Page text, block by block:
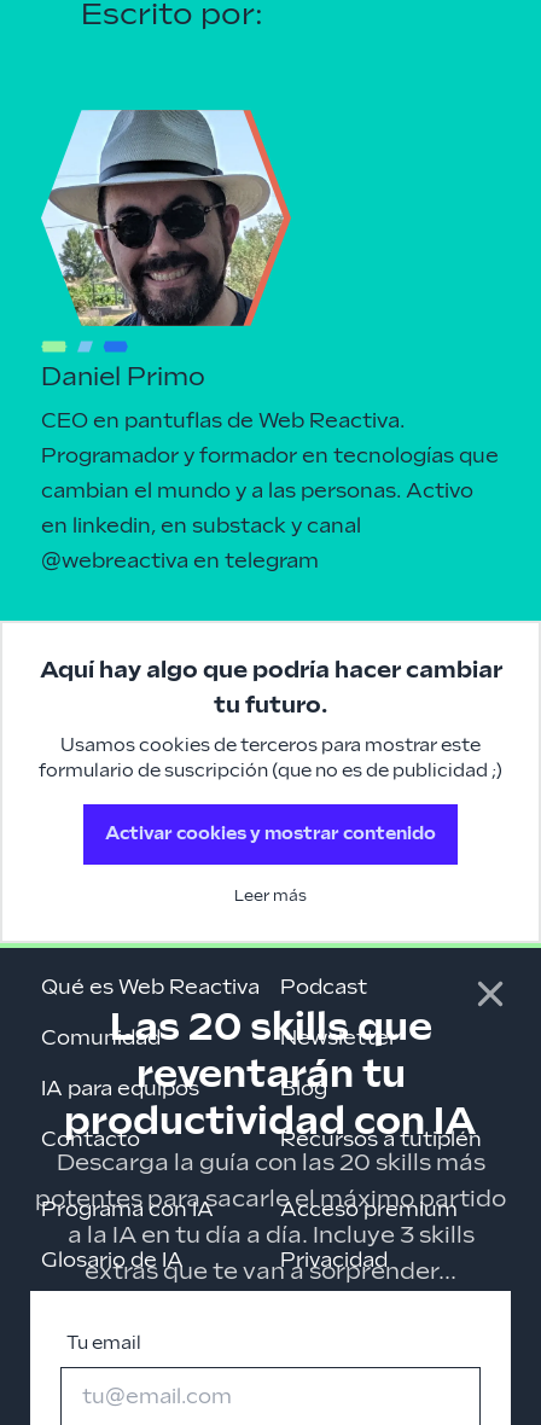
Escrito por:
Daniel Primo
CEO en pantuflas de Web Reactiva.
Programador y formador en tecnologías que
cambian el mundo y a las personas. Activo
en linkedin, en substack y canal
@webreactiva en telegram
Aquí hay algo que podría hacer cambiar
tu futuro.
Usamos cookies de terceros para mostrar este
formulario de suscripción (que no es de publicidad ;)
Activar cookies y mostrar contenido
Leer más
Las 20 skills que
reventarán tu
productividad con IA
Descarga la guía con las 20 skills más
potentes para sacarle el máximo partido
a la IA en tu día a día. Incluye 3 skills
extras que te van a sorprender...
Tu email
Qué es Web Reactiva
Comunidad
IA para equipos
Contacto
Podcast
Newsletter
Blog
Recursos a tutiplén
Programa con IA
Glosario de IA
Roadmaps
Changelog
Acceso premium
Privacidad